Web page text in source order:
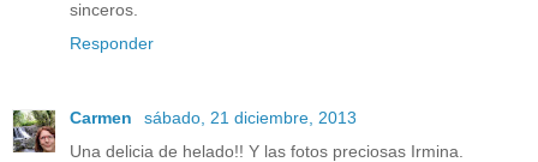
sinceros.
Responder
Carmen
sábado, 21 diciembre, 2013
Una delicia de helado!! Y las fotos preciosas Irmina.